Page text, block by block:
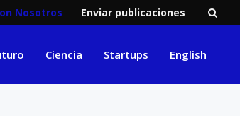
Nosotros Enviar publicaciones
Ciencia Startups English